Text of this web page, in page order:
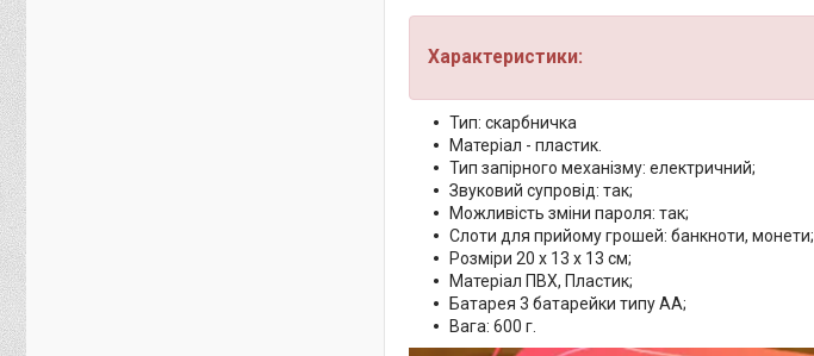
Характеристики:
Тип: скарбничка
Матеріал - пластик.
Тип запірного механізму: електричний;
Звуковий супровід: так;
Можливість зміни пароля: так;
Слоти для прийому грошей: банкноти, монети;
Розміри 20 х 13 х 13 см;
Матеріал ПВХ, Пластик;
Батарея 3 батарейки типу АА;
Вага: 600 г.